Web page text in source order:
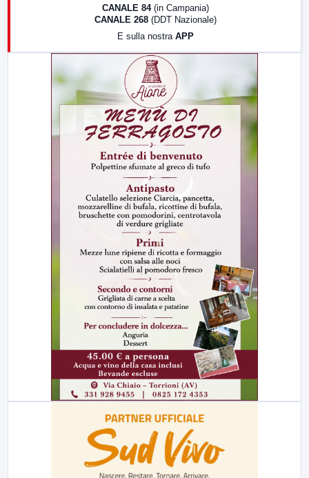
CANALE 84 (in Campania)
CANALE 268 (DDT Nazionale)
E sulla nostra APP